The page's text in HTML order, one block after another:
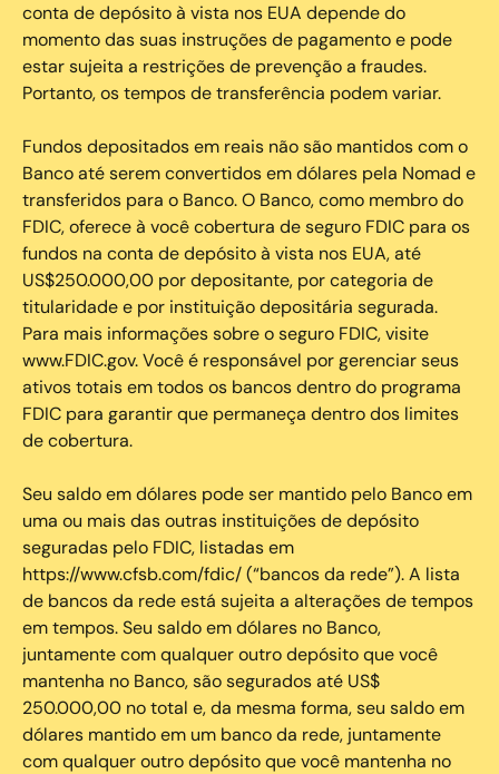
conta de depósito à vista nos EUA depende do
momento das suas instruções de pagamento e pode
estar sujeita a restrições de prevenção a fraudes.
Portanto, os tempos de transferência podem variar.
Fundos depositados em reais não são mantidos com o
Banco até serem convertidos em dólares pela Nomad e
transferidos para o Banco. O Banco, como membro do
FDIC, oferece à você cobertura de seguro FDIC para os
fundos na conta de depósito à vista nos EUA, até
US$250.000,00 por depositante, por categoria de
titularidade e por instituição depositária segurada.
Para mais informações sobre o seguro FDIC, visite
www.FDIC.gov. Você é responsável por gerenciar seus
ativos totais em todos os bancos dentro do programa
FDIC para garantir que permaneça dentro dos limites
de cobertura.
Seu saldo em dólares pode ser mantido pelo Banco em
uma ou mais das outras instituições de depósito
seguradas pelo FDIC, listadas em
https://www.cfsb.com/fdic/ (“bancos da rede”). A lista
de bancos da rede está sujeita a alterações de tempos
em tempos. Seu saldo em dólares no Banco,
juntamente com qualquer outro depósito que você
mantenha no Banco, são segurados até US$
250.000,00 no total e, da mesma forma, seu saldo em
dólares mantido em um banco da rede, juntamente
com qualquer outro depósito que você mantenha no